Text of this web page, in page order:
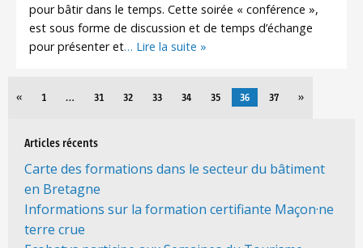
pour bâtir dans le temps. Cette soirée « conférence »,
est sous forme de discussion et de temps d’échange
pour présenter et… Lire la suite »
« 1 … 31 32 33 34 35 36 37 »
Articles récents
Carte des formations dans le secteur du bâtiment
en Bretagne
Informations sur la formation certifiante Maçon·ne
terre crue